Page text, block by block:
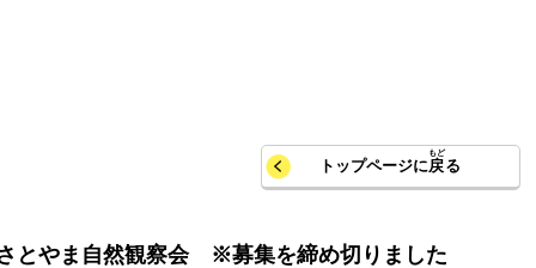
トップページに戻る
とやま自然観察会 ※募集を締め切りました